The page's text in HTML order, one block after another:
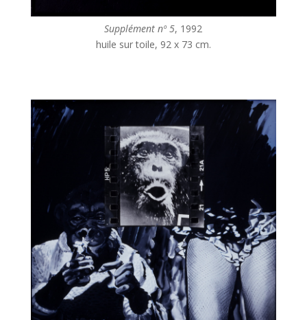
Supplément nº 5, 1992
huile sur toile, 92 x 73 cm.